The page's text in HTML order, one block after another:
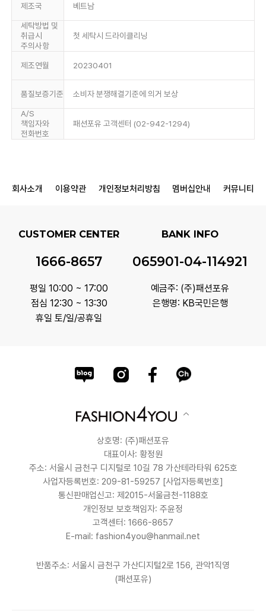
제조국 베트남
세탁방법 및
취급시
주의사항
첫 세탁시 드라이클리닝
제조연월 20230401
품질보증기준 소비자 분쟁해결기준에 의거 보상
A/S
책임자와
전화번호
패션포유 고객센터 (02-942-1294)
회사소개 이용약관 개인정보처리방침 멤버십안내 커뮤니티
CUSTOMER CENTER
1666-8657
평일 10:00 ~ 17:00
점심 12:30 ~ 13:30
휴일 토/일/공휴일
BANK INFO
065901-04-114921
예금주: (주)패션포유
은행명: KB국민은행
상호명: (주)패션포유
대표이사: 황정원
주소: 서울시 금천구 디지털로 10길 78 가산테라타워 625호
사업자등록번호: 209-81-59257 [사업자등록번호]
통신판매업신고: 제2015-서울금천-1188호
개인정보 보호책임자: 주윤정
고객센터: 1666-8657
E-mail: fashion4you@hanmail.net
반품주소: 서울시 금천구 가산디지털2로 156, 관악1직영
(패션포유)